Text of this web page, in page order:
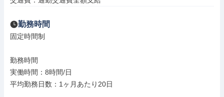
勤務時間
固定時間制
勤務時間
実働時間：8時間/日
平均勤務日数：1ヶ月あたり20日